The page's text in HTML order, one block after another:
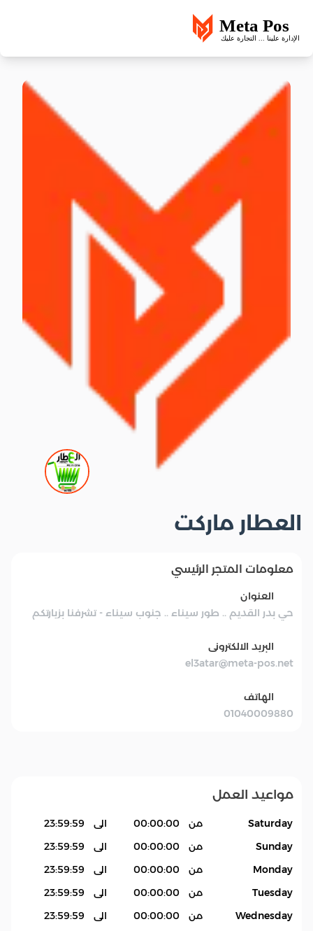
العطار ماركت
معلومات المتجر الرئيسي
العنوان
حي بدر القديم .. طور سيناء .. جنوب سيناء - تشرفنا بزيارتكم
البريد الالكترونى
el3atar@meta-pos.net
الهاتف
01040009880
مواعيد العمل
Saturday من 00:00:00 الى
23:59:59
Sunday
من 00:00:00 الى
23:59:59
Monday
من 00:00:00 الى
23:59:59
Tuesday
من 00:00:00 الى
23:59:59
Wednesday
من 00:00:00 الى
23:59:59